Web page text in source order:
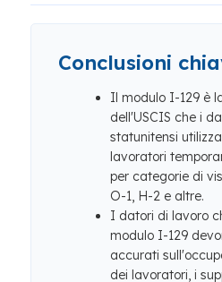
Conclusioni
Il modulo I-129 è
dell'USCIS che i
statunitensi
lavoratori
per categorie di
O-1, H-2 e altre.
I datori di lavoro
modulo I-129
accurati
dei lavoratori, i